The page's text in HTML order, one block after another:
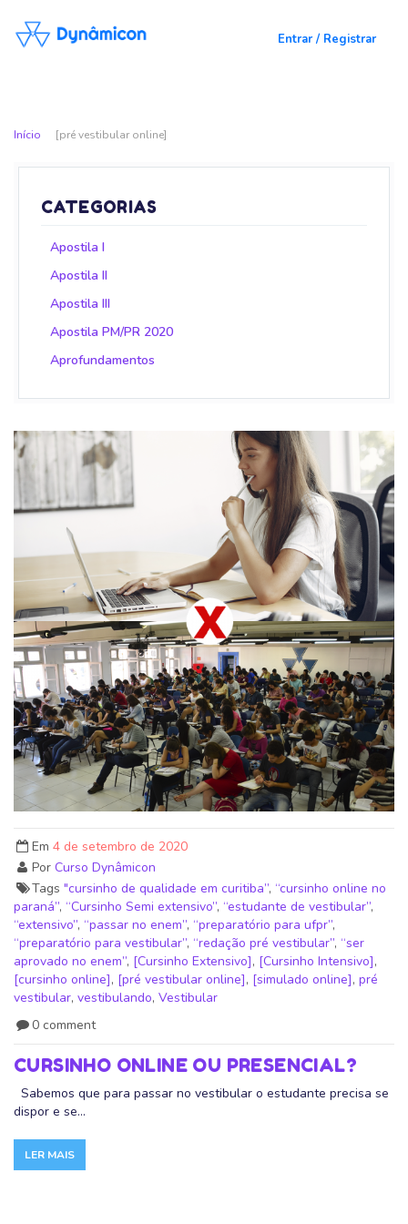
Entrar / Registrar
Início [pré vestibular online]
CATEGORIAS
Apostila I
Apostila II
Apostila III
Apostila PM/PR 2020
Aprofundamentos
Em 4 de setembro de 2020
Por Curso Dynâmicon
Tags "cursinho de qualidade em curitiba”, “cursinho online no
paraná”, “Cursinho Semi extensivo”, “estudante de vestibular”,
“extensivo”, “passar no enem”, “preparatório para ufpr”,
“preparatório para vestibular”, “redação pré vestibular”, “ser
aprovado no enem”, [Cursinho Extensivo], [Cursinho Intensivo],
[cursinho online], [pré vestibular online], [simulado online], pré
vestibular, vestibulando, Vestibular
0 comment
CURSINHO ONLINE OU PRESENCIAL?
Sabemos que para passar no vestibular o estudante precisa se
dispor e se...
LER MAIS